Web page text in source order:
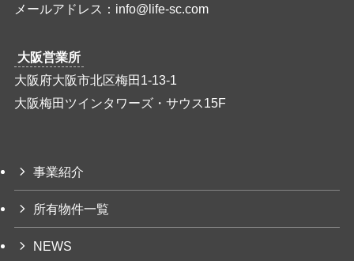
メールアドレス：info@life-sc.com
大阪営業所
大阪府大阪市北区梅田1-13-1
大阪梅田ツインタワーズ・サウス15F
事業紹介
所有物件一覧
NEWS